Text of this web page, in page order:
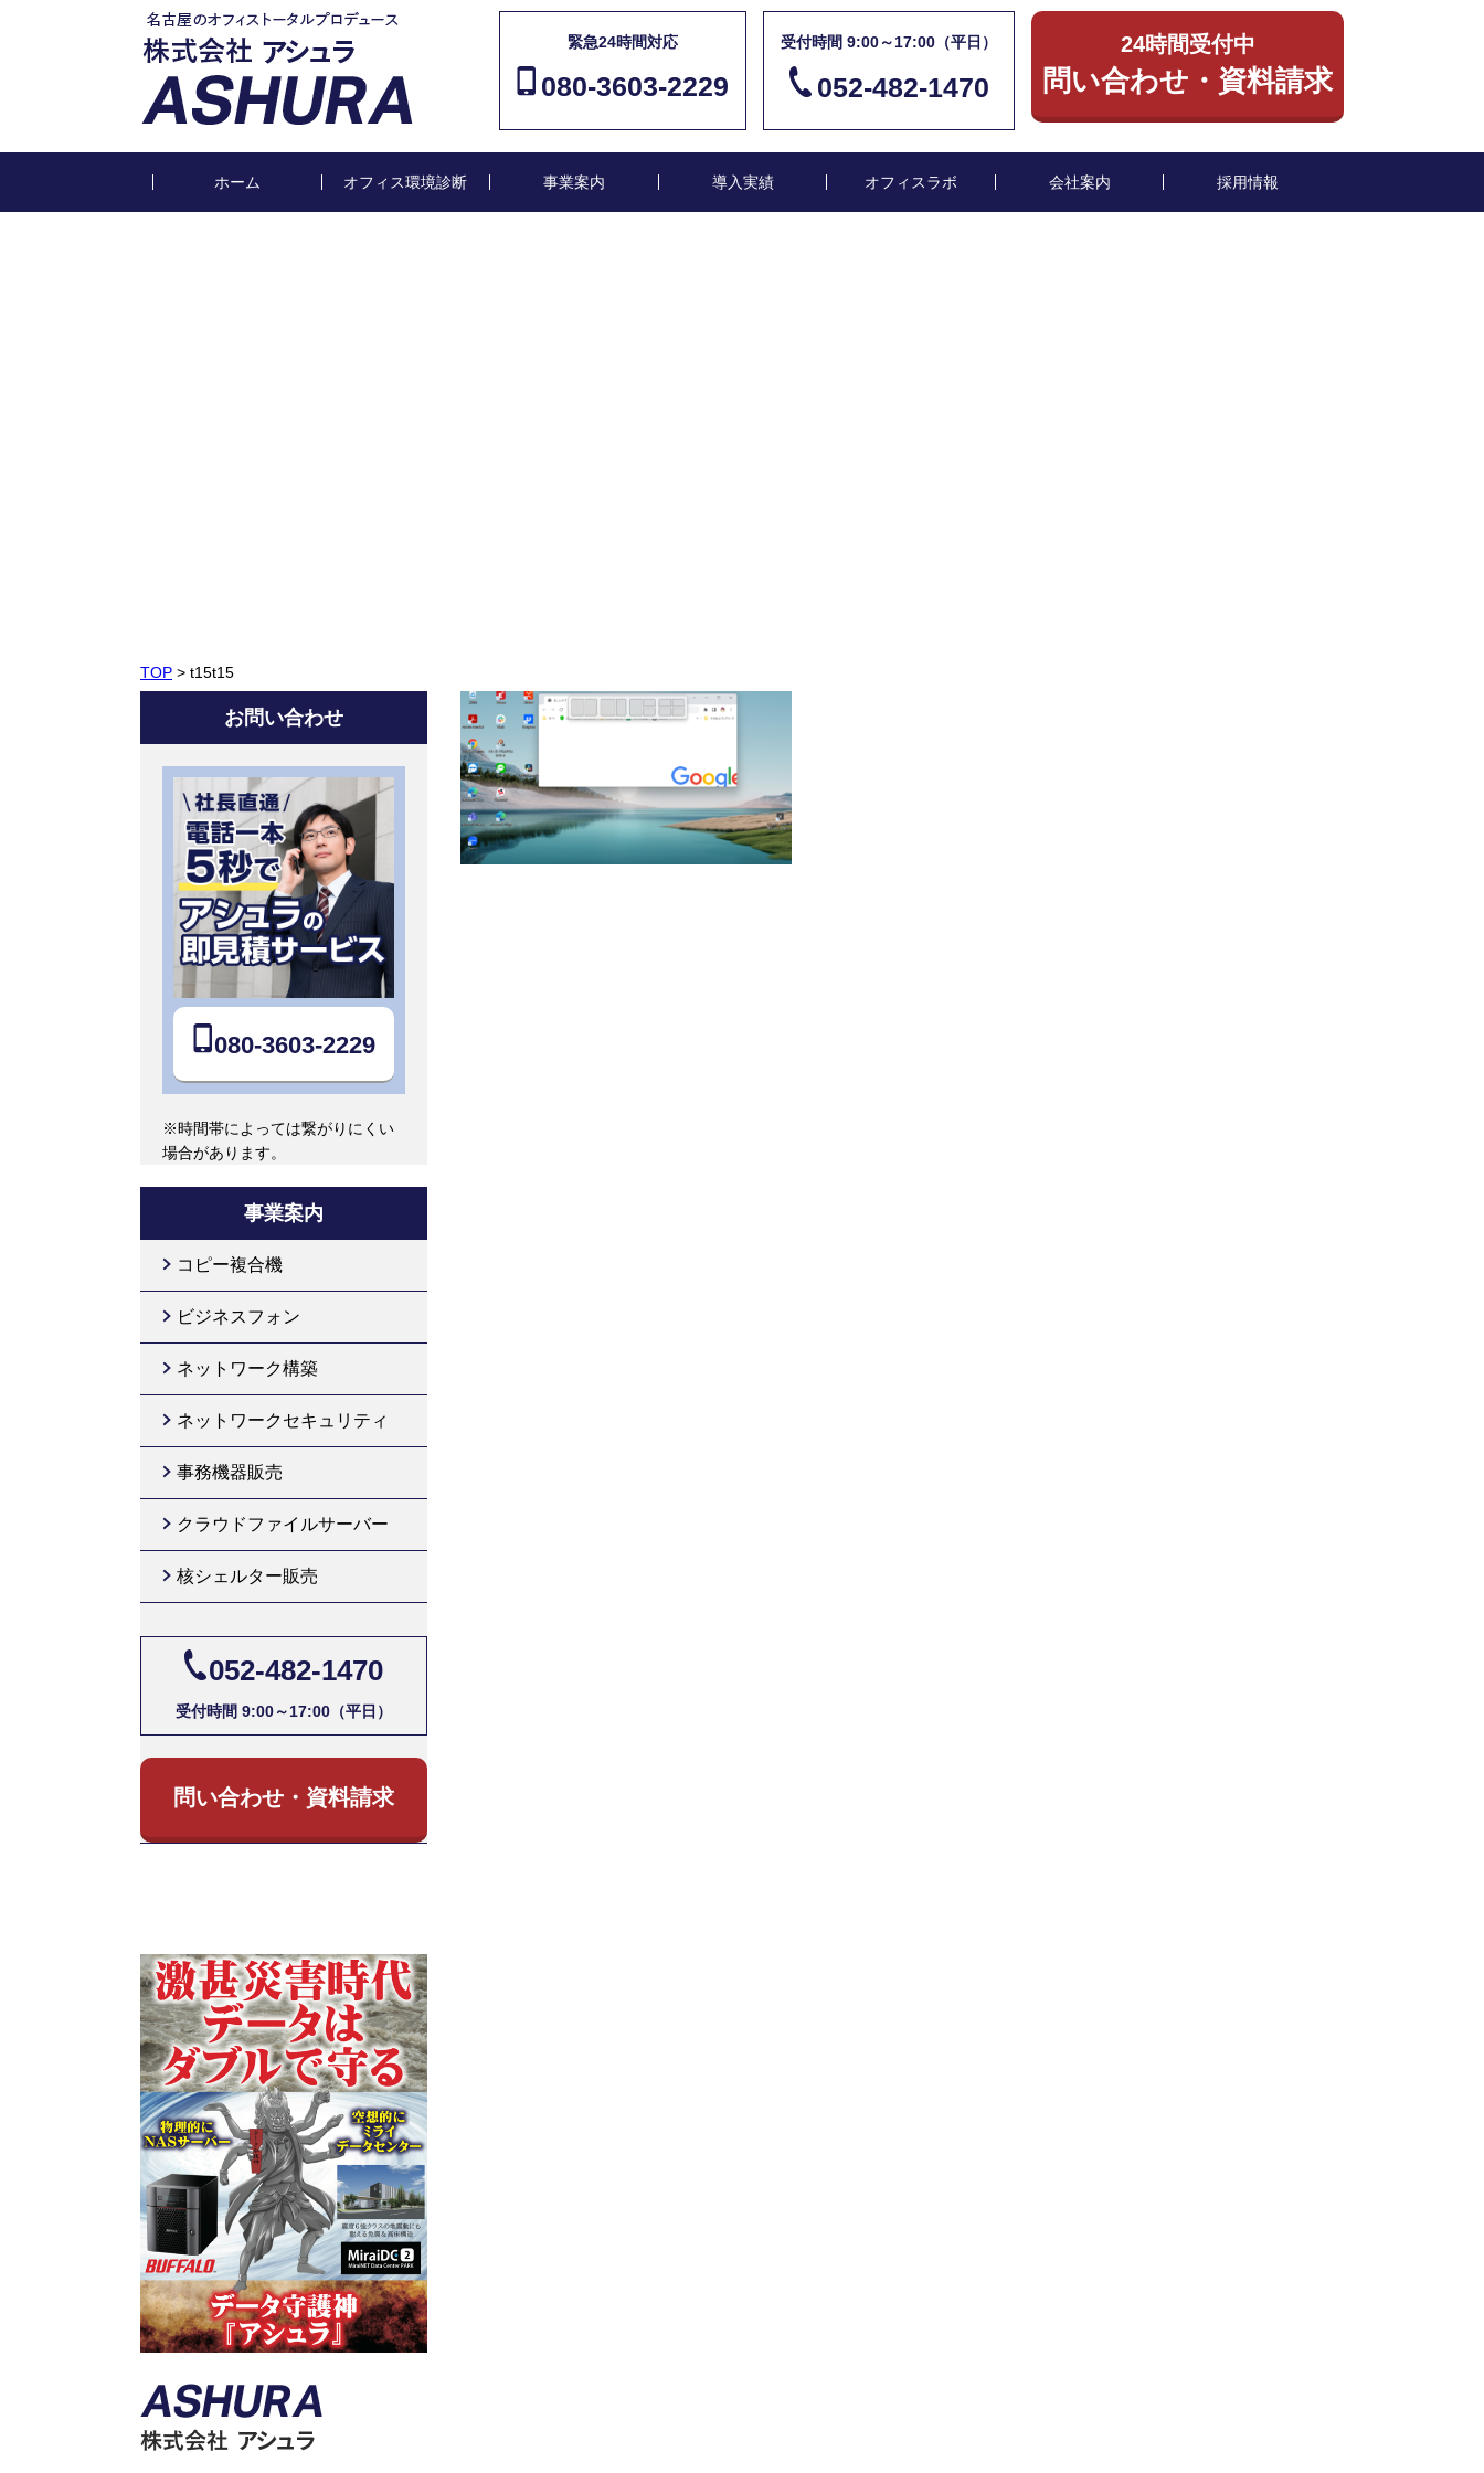
緊急24時間対応
080-3603-2229
受付時間 9:00～17:00（平日）
052-482-1470
24時間受付中
問い合わせ・資料請求
ホーム オフィス環境診断 事業案内 導入実績 オフィスラボ 会社案内 採用情報
TOP > t15t15
お問い合わせ
080-3603-2229
※時間帯によっては繋がりにくい
場合があります。
事業案内
コピー複合機
ビジネスフォン
ネットワーク構築
ネットワークセキュリティ
事務機器販売
クラウドファイルサーバー
核シェルター販売
052-482-1470
受付時間 9:00～17:00（平日）
問い合わせ・資料請求